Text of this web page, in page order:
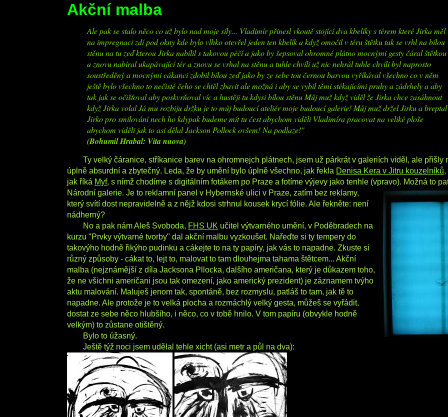
Akční malba
Ale pak se stalo něco co už bylo nad moje síly... Vladimír přinesl vkoutě stojící dva kbelíky s térem které Jirka měl
na impregnaci zdí pod okny kde bylo vlhko otevřel jeden ten kbelík a když omočil v téru štětku tak se vrhl na bílou
stěnu na tu zeď kterou Jirka nabílil s takovou péčí a jako by šepsoval ohromné plátno mocnými gesty čáral štětkou
a znovu nabíral ukapávající tér a znovu se vrhal na stěnu a tuhle chvíli už nic nehrál tuhle chvíli byl naprosto
soustředěný a mocnými cákanci zdobil bílou zeď jako by ze sebe tou černou barvou vyříkával všechno co v něm
ještě bylo všechno to nečisté čeho se chtěl zbavit ale možná i aby se vybil těmi stékajícími pruhy a zádrhely a aby
tak jak se očišťoval aby poskvrňoval víc a hustěji tu kdysi bílou stěnu Můj muž když viděl že Jirka chce zasáhnout
když Jirka volal Já mu rozbiju držku je to můj budoucí ateliér moje budoucí galerie! Můj muž držel Jirku a breptal
Jirko pro smilování nech ho kdypak budeme mít tu čest abychom viděli Vladimíra pracovat na veliké ploše
abychom viděli jak to asi dělal Jackson Pollock ovšem! Na podlaze!"
(Bohumil Hrabal: Vita nuova)
Ty velký čáranice, stříkanice barev na ohromnejch plátnech, jsem už párkrát v galeriích viděl, ale přišly
úplně absurdní a zbytečný. Leda, že by umění bylo úplně všechno, jak řekla Denisa Kera v Jitru kouzelníků,
jak říká Myf, s nímž chodíme s digitálním fotákem po Praze a fotíme výjevy jako tenhle (vpravo). Možná to
Národní galerie. Je to reklamní panel v Hybernské ulici v Praze, zatím bez reklamy,
který svítí dost nepravidelně a z nějž kdosi strhnul kousek krycí fólie. Ale řekněte: není
nádherný?
No a pak nám Aleš Svoboda, FHS UK učitel výtvarného umění, v Poděbradech na
kurzu "Prvky výtvarné tvorby" dal akční malbu vyzkoušet. Nařeďte si ty tempery do
takovýho hodně řikýho pudinku a cákejte to na ty papíry, jak vás to napadne. Zkuste si
různý způsoby - cákat to, lejt to, malovat to tam dlouhejma tahama štětcem... Akční
malba (nejznámější z díla Jacksona Pllocka, dalšího američana, který je důkazem toho,
že ne všichni američani jsou tak omezení, jako americký prezident) je záznamem tvýho
aktu malování. Maluješ jenom tak, spontáně, bez rozmyslu, patláš to tam, jak tě to
napadne. Ale protože je to velká plocha a rozmáchlý velký gesta, můžeš se vyřádit,
dostat ze sebe něco hlubšího, i něco, co v tobě hnilo. V tom papíru (obvykle hodně
velkým) to zůstane otištěný.
Bylo to úžasný.
Ještě týž noci jsem udělal tehle xicht (asi metr a půl na dva):